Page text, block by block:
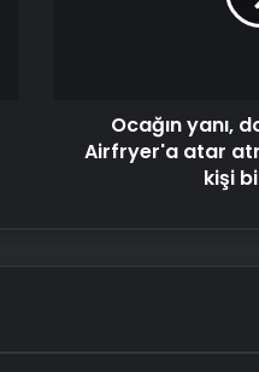
UETDS
Bigo Elmas
Uygun
Yeni Adresi
Ocağın yanı,
Airfryer'a atar
kişi